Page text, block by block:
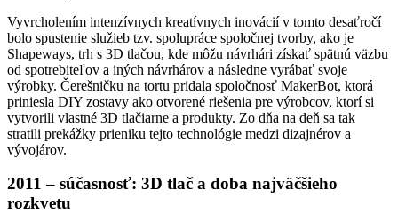
Vyvrcholením intenzívnych kreatívnych inovácií v tomto desaťročí
bolo spustenie služieb tzv. spolupráce spoločnej tvorby, ako je
Shapeways, trh s 3D tlačou, kde môžu návrhári získať spätnú väzbu
od spotrebiteľov a iných návrhárov a následne vyrábať svoje
výrobky. Čerešničku na tortu pridala spoločnosť MakerBot, ktorá
priniesla DIY zostavy ako otvorené riešenia pre výrobcov, ktorí si
vytvorili vlastné 3D tlačiarne a produkty. Zo dňa na deň sa tak
stratili prekážky prieniku tejto technológie medzi dizajnérov a
vývojárov.
2011 – súčasnosť: 3D tlač a doba najväčšieho
rozkvetu